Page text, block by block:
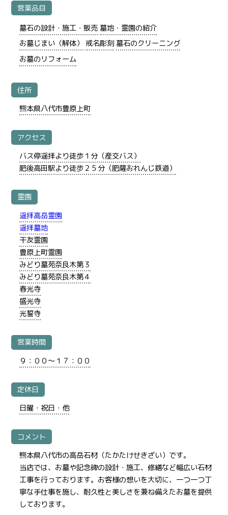
営業品目
墓石の設計・施工・販売 墓地・霊園の紹介
お墓じまい（解体） 戒名彫刻 墓石のクリーニング
お墓のリフォーム
住所
熊本県八代市豊原上町
アクセス
バス停遥拝より徒歩１分（産交バス）
肥後高田駅より徒歩２５分（肥薩おれんじ鉄道）
霊園
遥拝高岳霊園
遥拝墓地
干友霊園
豊原上町霊園
みどり墓苑奈良木第３
みどり墓苑奈良木第４
春光寺
盛光寺
光誓寺
営業時間
９：００～１７：００
定休日
日曜・祝日・他
コメント
熊本県八代市の高岳石材（たかたけせきざい）です。
当店では、お墓や記念碑の設計・施工、修繕など幅広い石材
工事を行っております。お客様の想いを大切に、一つ一つ丁
寧な手仕事を施し、耐久性と美しさを兼ね備えたお墓を提供
しております。